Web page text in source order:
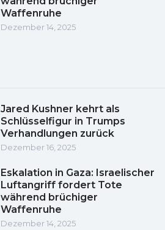
Waffenruhe
Dezember 14, 2025
Jared Kushner kehrt als
Schlüsselfigur in Trumps
Verhandlungen zurück
Dezember 16, 2025
Eskalation in Gaza: Israelischer
Luftangriff fordert Tote
während brüchiger
Waffenruhe
Dezember 14, 2025